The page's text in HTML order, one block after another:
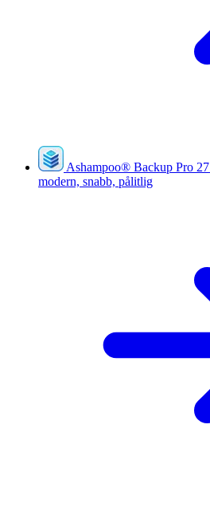
Ashampoo® Backup Pro 27
modern, snabb, pålitlig